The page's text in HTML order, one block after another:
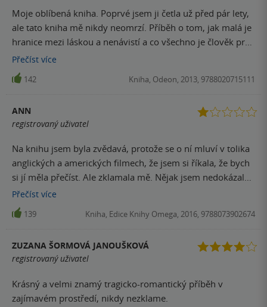
Moje oblíbená kniha. Poprvé jsem ji četla už před pár lety,
ale tato kniha mě nikdy neomrzí. Příběh o tom, jak malá je
hranice mezi láskou a nenávistí a co všechno je člověk pro
lásku schopný udělat.
Přečíst více
142 Kniha, Odeon, 2013, 9788020715111
ANN
registrovaný uživatel
Na knihu jsem byla zvědavá, protože se o ní mluví v tolika
anglických a amerických filmech, že jsem si říkala, že bych
si jí měla přečíst. Ale zklamala mě. Nějak jsem nedokázala
do knihy vcítit. Dávám přednost Janě Eyerové a Jane
Austenové, toto nebyl můj šálek kávy.
Přečíst více
139 Kniha, Edice Knihy Omega, 2016, 9788073902674
ZUZANA ŠORMOVÁ JANOUŠKOVÁ
registrovaný uživatel
Krásný a velmi znamý tragicko-romantický příběh v
zajímavém prostředí, nikdy nezklame.